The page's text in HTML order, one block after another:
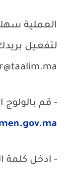
العملية
لتفعيل
- قم بالولوج
- ادخل كلمة